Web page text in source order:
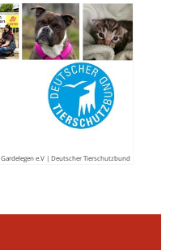
e.V | Deutscher Tierschutzbund